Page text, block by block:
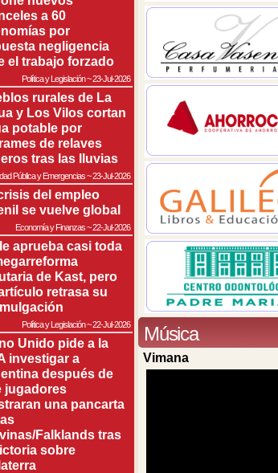
a 60
por
negligencia
el trabajo forzado
Política y Legislación~23-Jul-2026
rurales de La
y Los Vilos cortan
potable por
de relaves
tras las lluvias
Pública y Emergencias~23-Jul-2026
del empleo
se vuelve global
Economía y Finanzas~22-Jul-2026
aprueba casi toda
de Kast, pero
retrasa su
Política y Legislación~22-Jul-2026
Unido pide a la
investigar a
después de
jugadores
una pancarta
Falklands tras
sobre
Música
Vimana